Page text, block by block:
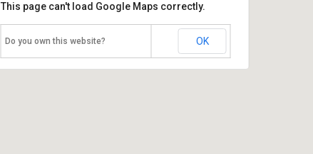
This page can't load Google Maps correctly.
Do you own this website? OK